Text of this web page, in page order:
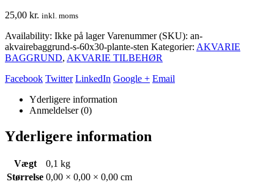
25,00 kr. inkl. moms
Availability: Ikke på lager Varenummer (SKU): an-
akvairebaggrund-s-60x30-plante-sten Kategorier: AKVARIE
BAGGRUND, AKVARIE TILBEHØR
Facebook Twitter LinkedIn Google + Email
Yderligere information
Anmeldelser (0)
Yderligere information
Vægt
0,1 kg
Størrelse 0,00 × 0,00 × 0,00 cm